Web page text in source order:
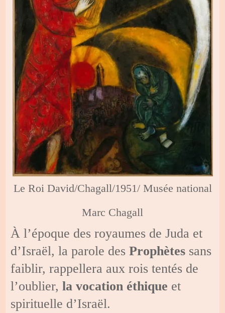
Le Roi David/Chagall/1951/ Musée national
Marc Chagall
À l’époque des royaumes de Juda et
d’Israël, la parole desProphètes sans
faiblir, rappellera aux rois tentés de
l’oublier,la vocation éthique et
spirituelle d’Israël.